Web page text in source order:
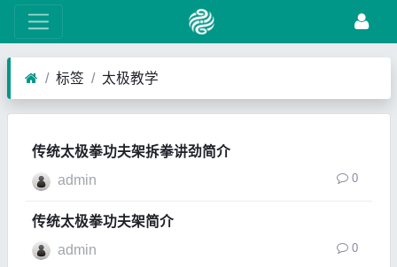
标签 太极教学
传统太极拳功夫架拆拳讲劲简介
admin
0
传统太极拳功夫架简介
admin
0